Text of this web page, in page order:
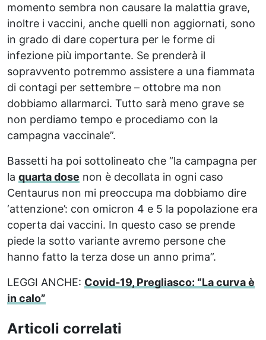
momento sembra non causare la malattia grave,
inoltre i vaccini, anche quelli non aggiornati, sono
in grado di dare copertura per le forme di
infezione più importante. Se prenderà il
sopravvento potremmo assistere a una fiammata
di contagi per settembre – ottobre ma non
dobbiamo allarmarci. Tutto sarà meno grave se
non perdiamo tempo e procediamo con la
campagna vaccinale”.
Bassetti ha poi sottolineato che “la campagna per
la quarta dose non è decollata in ogni caso
Centaurus non mi preoccupa ma dobbiamo dire
‘attenzione’: con omicron 4 e 5 la popolazione era
coperta dai vaccini. In questo caso se prende
piede la sotto variante avremo persone che
hanno fatto la terza dose un anno prima”.
LEGGI ANCHE: Covid-19, Pregliasco: “La curva è
in calo”
Articoli correlati